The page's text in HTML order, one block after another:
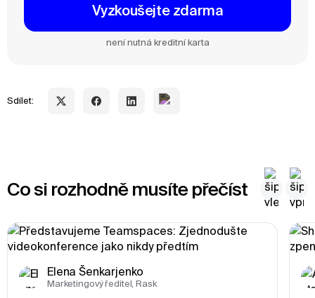
Vyzkoušejte zdarma
není nutná kreditní karta
Sdílet:
Co si rozhodně musíte přečíst
Elena Šenkarjenko
Marketingový ředitel, Rask